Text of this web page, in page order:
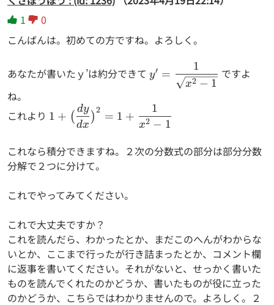
1
0
こんばんは。初めての方ですね。よろしく。
あなたが書いたｙ’は約分できて
y'=\dfrac{1}
{\sqrt{x^2-
y′ =
x2 − 1
1
ですよ
ね。
これより 1+\big(
\dfrac{dy}
^2 =
1+\dfrac{1}
1 + (
dx
dy
)2 = 1 +
x2 − 1
1
これなら積分できますね。２次の分数式の部分は部分分数
分解で２つに分けて。
これでやってみてください。
これで大丈夫ですか？
これを読んだら、わかったとか、まだこのへんがわからな
いとか、ここまで行ったが行き詰まったとか、コメント欄
に返事を書いてください。それがないと、せっかく書いた
ものを読んでくれたのかどうか、書いたものが役に立った
のかどうか、こちらではわかりませんので。よろしく。２